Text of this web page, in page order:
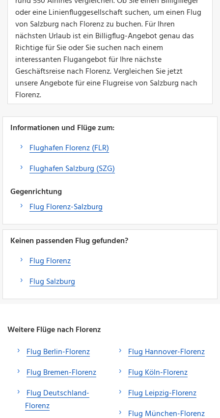
oder eine Linienfluggesellschaft suchen, um einen Flug
von Salzburg nach Florenz zu buchen. Für Ihren
nächsten Urlaub ist ein Billigflug-Angebot genau das
Richtige für Sie oder Sie suchen nach einem
interessanten Flugangebot für Ihre nächste
Geschäftsreise nach Florenz. Vergleichen Sie jetzt
unsere Angebote für eine Flugreise von Salzburg nach
Florenz.
Informationen und Flüge zum:
Flughafen Florenz (FLR)
Flughafen Salzburg (SZG)
Gegenrichtung
Flug Florenz-Salzburg
Keinen passenden Flug gefunden?
Flug Florenz
Flug Salzburg
Weitere Flüge nach Florenz
Flug Berlin-Florenz
Flug Bremen-Florenz
Flug Deutschland-
Florenz
Flug Hannover-Florenz
Flug Köln-Florenz
Flug Leipzig-Florenz
Flug München-Florenz